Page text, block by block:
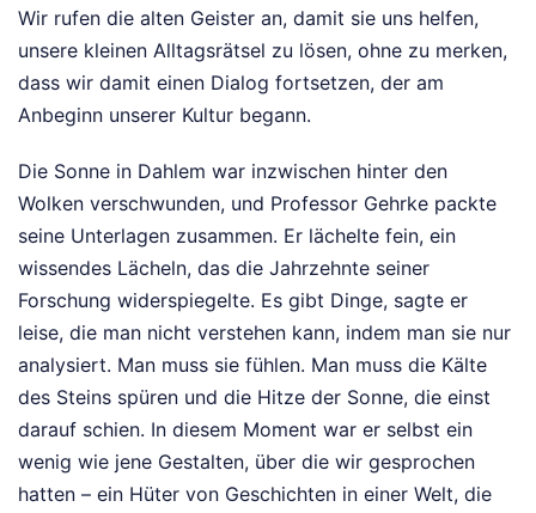
Wir rufen die alten Geister an, damit sie uns helfen,
unsere kleinen Alltagsrätsel zu lösen, ohne zu merken,
dass wir damit einen Dialog fortsetzen, der am
Anbeginn unserer Kultur begann.
Die Sonne in Dahlem war inzwischen hinter den
Wolken verschwunden, und Professor Gehrke packte
seine Unterlagen zusammen. Er lächelte fein, ein
wissendes Lächeln, das die Jahrzehnte seiner
Forschung widerspiegelte. Es gibt Dinge, sagte er
leise, die man nicht verstehen kann, indem man sie nur
analysiert. Man muss sie fühlen. Man muss die Kälte
des Steins spüren und die Hitze der Sonne, die einst
darauf schien. In diesem Moment war er selbst ein
wenig wie jene Gestalten, über die wir gesprochen
hatten – ein Hüter von Geschichten in einer Welt, die